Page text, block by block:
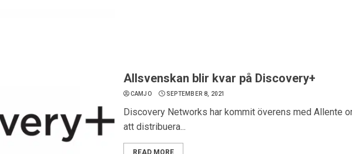
Allsvenskan blir kvar på Discovery+
CAMJO SEPTEMBER 8, 2021
Discovery Networks har kommit överens med Allente
att distribuera...
READ MORE